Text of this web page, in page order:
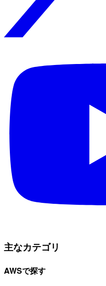
主なカテゴリ
AWSで探す